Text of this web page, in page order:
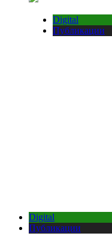
Digital
Публикации
Digital
Публикации